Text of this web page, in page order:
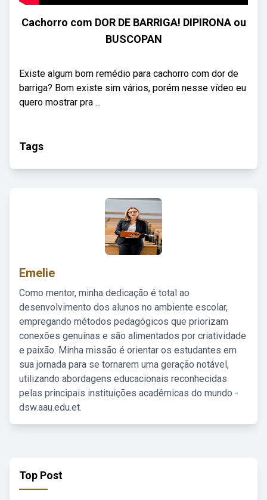
Cachorro com DOR DE BARRIGA! DIPIRONA ou
BUSCOPAN
Existe algum bom remédio para cachorro com dor de
barriga? Bom existe sim vários, porém nesse vídeo eu
quero mostrar pra ...
Tags
Emelie
Como mentor, minha dedicação é total ao
desenvolvimento dos alunos no ambiente escolar,
empregando métodos pedagógicos que priorizam
conexões genuínas e são alimentados por criatividade
e paixão. Minha missão é orientar os estudantes em
sua jornada para se tornarem uma geração notável,
utilizando abordagens educacionais reconhecidas
pelas principais instituições acadêmicas do mundo -
dsw.aau.edu.et.
Top Post